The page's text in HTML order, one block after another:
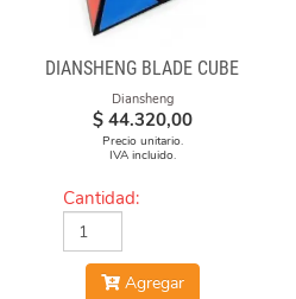
DIANSHENG BLADE CUBE
Diansheng
$ 44.320,00
Precio unitario.
IVA incluido.
Cantidad:
Agregar